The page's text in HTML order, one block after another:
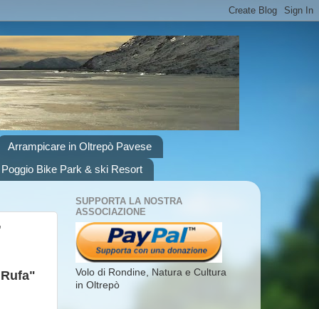
Arrampicare in Oltrepò Pavese
Poggio Bike Park & ski Resort
SUPPORTA LA NOSTRA
ASSOCIAZIONE
Volo di Rondine, Natura e Cultura
in Oltrepò